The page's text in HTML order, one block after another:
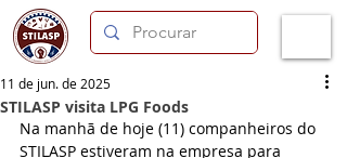
STILASP visita LPG Foods
11 de jun. de 2025
Na manhã de hoje (11) companheiros do
STILASP estiveram na empresa para